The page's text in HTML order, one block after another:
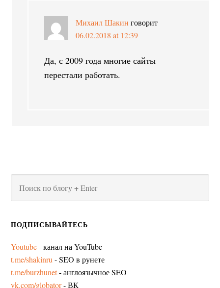
Михаил Шакин говорит
06.02.2018 at 12:39
Да, с 2009 года многие сайты
перестали работать.
ПОДПИСЫВАЙТЕСЬ
Youtube- канал на YouTube
t.me/shakinru - SEO в рунете
t.me/burzhunet- англоязычное SEO
vk.com/globator- ВК